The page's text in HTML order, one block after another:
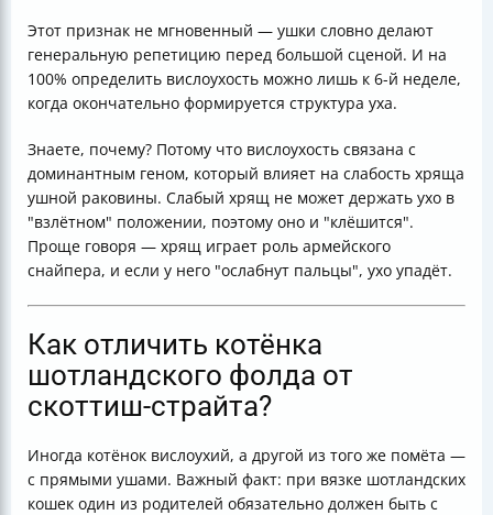
Этот признак не мгновенный — ушки словно делают
генеральную репетицию перед большой сценой. И на
100% определить вислоухость можно лишь к 6-й неделе,
когда окончательно формируется структура уха.
Знаете, почему? Потому что вислоухость связана с
доминантным геном, который влияет на слабость хряща
ушной раковины. Слабый хрящ не может держать ухо в
"взлётном" положении, поэтому оно и "клёшится".
Проще говоря — хрящ играет роль армейского
снайпера, и если у него "ослабнут пальцы", ухо упадёт.
Как отличить котёнка
шотландского фолда от
скоттиш-страйта?
Иногда котёнок вислоухий, а другой из того же помёта —
с прямыми ушами. Важный факт: при вязке шотландских
кошек один из родителей обязательно должен быть с